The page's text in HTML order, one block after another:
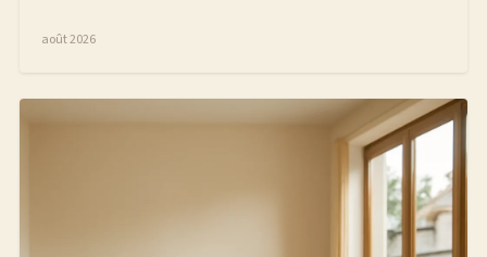
courts, à comprendre les labels et à organiser ses achats
août 2026